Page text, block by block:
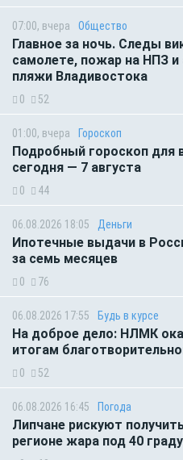
07:00, вчера Общество
Главное за ночь. Следы
самолете, пожар на НПЗ и
пляжи Владивостока
0 52
01:00, вчера Гороскоп
Подробный гороскоп для
сегодня — 7 августа
0 44
06.08.2026 18:05 Деньги
Ипотечные выдачи в
за семь месяцев
0 76
06.08.2026 17:55 Будь в курсе
На доброе дело: НЛМК
итогам
0 52
06.08.2026 16:45 Погода
Липчане рискуют
регионе жара под 40